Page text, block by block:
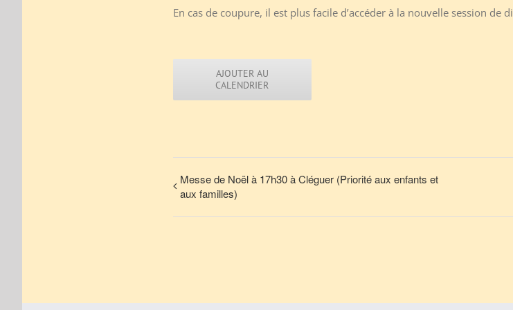
En cas de coupure, il est plus facile d’accéder à la nouvelle session de
AJOUTER AU
CALENDRIER
Messe de Noël à 17h30 à Cléguer (Priorité aux enfants et
aux familles)